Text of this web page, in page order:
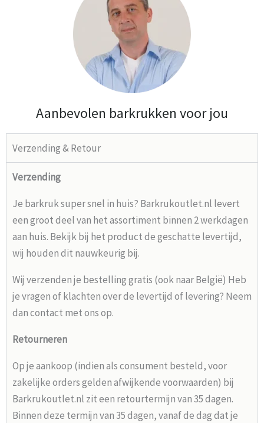
Aanbevolen barkrukken voor jou
Verzending & Retour
Verzending
Je barkruk super snel in huis? Barkrukoutlet.nl levert
een groot deel van het assortiment binnen 2 werkdagen
aan huis. Bekijk bij het product de geschatte levertijd,
wij houden dit nauwkeurig bij.
Wij verzenden je bestelling gratis (ook naar België) Heb
je vragen of klachten over de levertijd of levering? Neem
dan contact met ons op.
Retourneren
Op je aankoop (indien als consument besteld, voor
zakelijke orders gelden afwijkende voorwaarden) bij
Barkrukoutlet.nl zit een retourtermijn van 35 dagen.
Binnen deze termijn van 35 dagen, vanaf de dag dat je